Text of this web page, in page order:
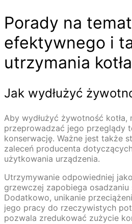
Porady na temat
efektywnego i
utrzymania kotła
Jak wydłużyć
Aby wydłużyć żywotność kotła,
przeprowadzać jego przeglądy
konserwację. Ważne jest także
zaleceń producenta
użytkowania urządzenia.
Utrzymywanie odpowiedniej
grzewczej zapobiega
Dodatkowo, unikanie
jego pracy do rzeczywistych
pozwala zredukować zużycie